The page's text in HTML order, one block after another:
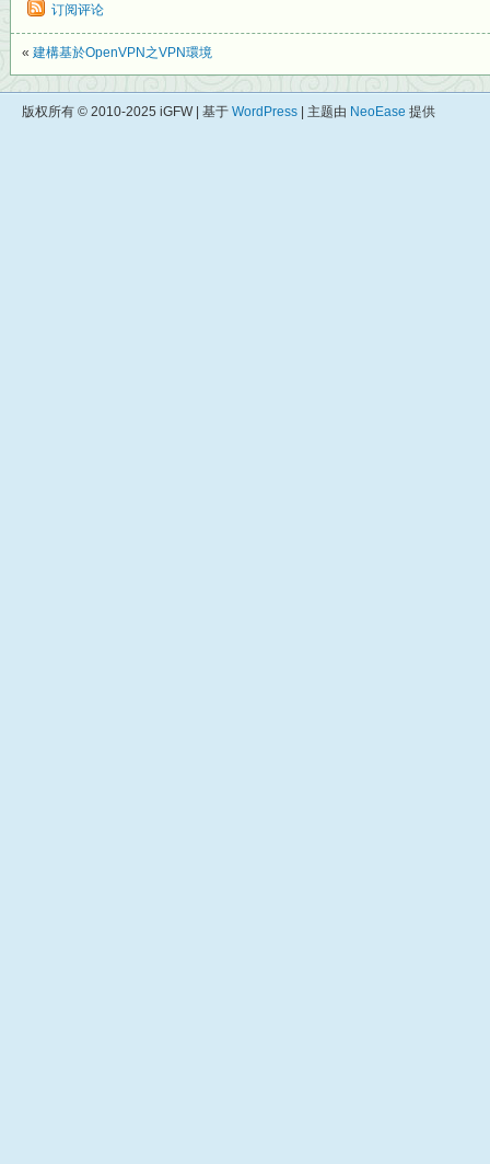
订阅评论
« 建構基於OpenVPN之VPN環境
版权所有 © 2010-2025 iGFW | 基于 WordPress | 主题由 NeoEase 提供